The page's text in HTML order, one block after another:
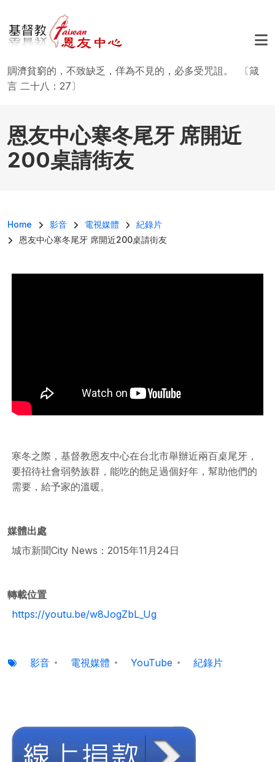
賙濟貧窮的，不致缺乏，佯為不見的，必多受咒詛。 〔箴
言 二十八：27〕
恩友中心寒冬尾牙 席開近
200桌請街友
導航連結
Home 影音 電視媒體
紀錄片
恩友中心寒冬尾牙 席開近200桌請街友
寒冬之際，基督教恩友中心在台北市舉辦近兩百桌尾牙，
要招待社會弱勢族群，能吃的飽足­過個好年，幫助他們的
需要，給予家的溫暖。
媒體出處
城市新聞City News：2015年11月24日
轉載位置
https://youtu.be/w8JogZbL_Ug
影音 電視媒體 YouTube 紀錄片